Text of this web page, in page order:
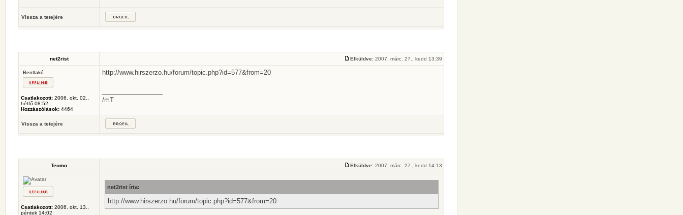
Vissza a tetejére
net2rist Elküldve: 2007. márc. 27., kedd 13:39
Bentlakó
Csatlakozott: 2006. okt. 02.,
hétfő 08:52
Hozzászólások: 4464
http://www.hirszerzo.hu/forum/topic.php?id=577&from=20
/mT
Vissza a tetejére
Teomo Elküldve: 2007. márc. 27., kedd 14:13
Csatlakozott: 2006. okt. 13.,
péntek 14:02
net2rist írta:
http://www.hirszerzo.hu/forum/topic.php?id=577&from=20